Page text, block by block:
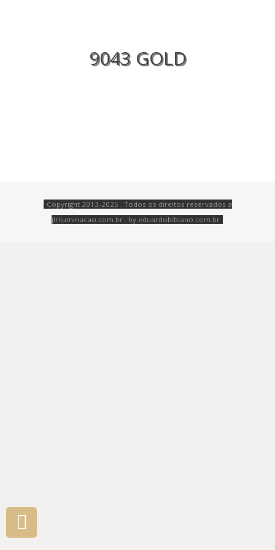
9043 GOLD
Copyright 2013-2025 . Todos os direitos reservados a
jlriluminacao.com.br . by eduardobibiano.com.br